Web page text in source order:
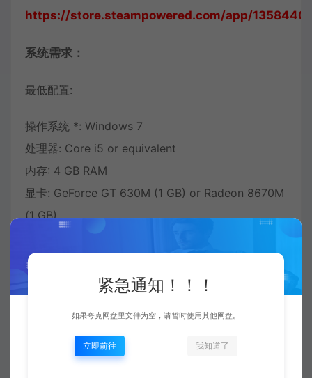
https://store.steampowered.com/app/
系统需求：
最低配置:
操作系统 *: Windows 7
处理器: Core i5 or equivalent
内存: 4 GB RAM
显卡: GeForce GT 630M (1 GB) or Radeon 8670M
(1 GB)
DirectX 版本: 11
推荐配置：
需要64位处理器和操作系统
紧急通知！！！
如果夸克网盘里文件为空，请暂时使用其他网盘。
立即前往 我知道了